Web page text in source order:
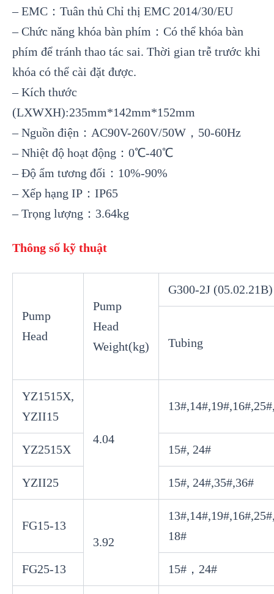
– EMC：Tuân thủ Chỉ thị EMC 2014/30/EU
– Chức năng khóa bàn phím：Có thể khóa bàn
phím để tránh thao tác sai. Thời gian trễ trước khi
khóa có thể cài đặt được.
– Kích thước
(LXWXH):235mm*142mm*152mm
– Nguồn điện：AC90V-260V/50W，50-60Hz
– Nhiệt độ hoạt động：0℃-40℃
– Độ ẩm tương đối：10%-90%
– Xếp hạng IP：IP65
– Trọng lượng：3.64kg
Thông số kỹ thuật
Pump
Head
Pump
Head
Weight(kg)
G300-2J (05.02.21B)
Tubing
YZ1515X,
YZII15
4.04
YZ2515X 15#, 24#
YZII25 15#, 24#,35#,36#
FG15-13
3.92
18#
FG25-13 15#，24#